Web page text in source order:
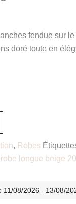
fendue sur
doré toute en
, Robes
robe longue beige
11/08/2026 - 13/08/